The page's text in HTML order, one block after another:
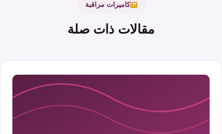
كاميرات مراقبة
مقالات ذات صلة